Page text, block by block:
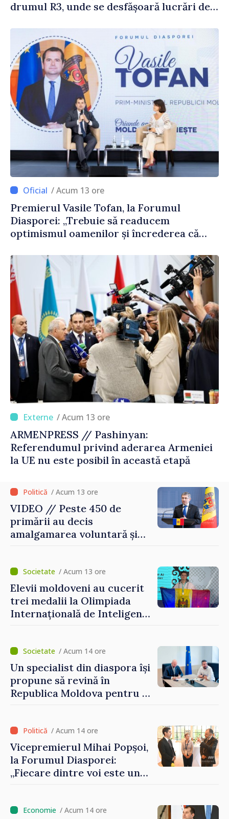
drumul R3, unde se desfășoară lucrări de
/ Acum 13 ore
Premierul Vasile Tofan, la Forumul
Diasporei: „Trebuie să readucem
optimismul oamenilor și încrederea că
corectă”
/ Acum 13 ore
ARMENPRESS // Pashinyan:
Referendumul privind aderarea Armeniei
la UE nu este posibil în această etapă
/ Acum 13 ore
VIDEO // Peste 450 de
primării au decis
amalgamarea voluntară și
Grosu: „Este important să
depășim blocajele și să dăm o
șansă localităților să se
dezvolte”
/ Acum 13 ore
Elevii moldoveni au cucerit
trei medalii la Olimpiada
Internațională de Inteligență
/ Acum 14 ore
Un specialist din diaspora își
propune să revină în
Republica Moldova pentru a
/ Acum 14 ore
Vicepremierul Mihai Popșoi,
la Forumul Diasporei:
„Fiecare dintre voi este un
imaginii Republicii Moldova”
/ Acum 14 ore